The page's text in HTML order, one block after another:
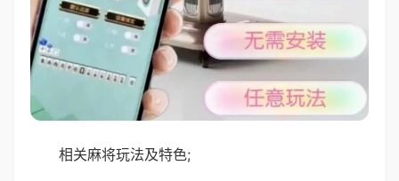
相关麻将玩法及特色;